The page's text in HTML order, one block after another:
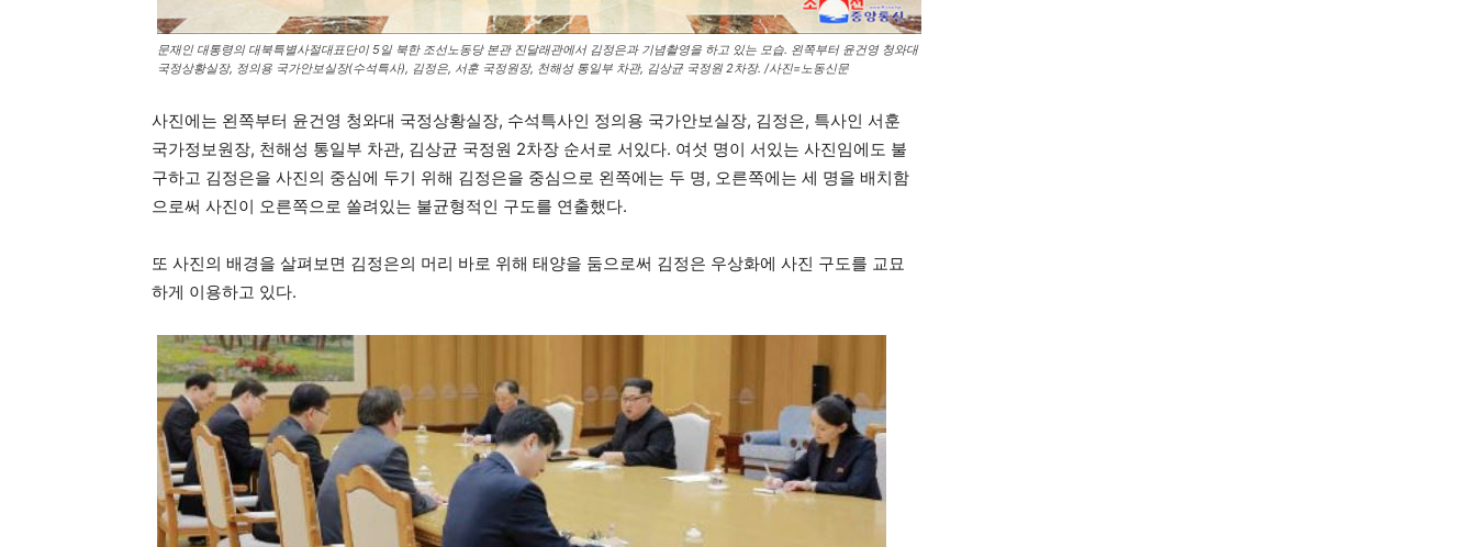
문재인 대통령의 대북특별사절대표단이 5일 북한 조선노동당 본관 진달래관에서 김정은과 기념촬영을 하고 있는 모습. 왼쪽부터 윤건영 청와대
국정상황실장, 정의용 국가안보실장(수석특사), 김정은, 서훈 국정원장, 천해성 통일부 차관, 김상균 국정원 2차장. /사진=노동신문
사진에는 왼쪽부터 윤건영 청와대 국정상황실장, 수석특사인 정의용 국가안보실장, 김정은, 특사인 서훈
국가정보원장, 천해성 통일부 차관, 김상균 국정원 2차장 순서로 서있다. 여섯 명이 서있는 사진임에도 불
구하고 김정은을 사진의 중심에 두기 위해 김정은을 중심으로 왼쪽에는 두 명, 오른쪽에는 세 명을 배치함
으로써 사진이 오른쪽으로 쏠려있는 불균형적인 구도를 연출했다.
또 사진의 배경을 살펴보면 김정은의 머리 바로 위해 태양을 둠으로써 김정은 우상화에 사진 구도를 교묘
하게 이용하고 있다.